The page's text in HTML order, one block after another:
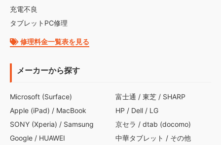
充電不良
タブレットPC修理
修理料金一覧表を見る
メーカーから探す
Microsoft (Surface)
Apple (iPad) / MacBook
SONY (Xperia) / Samsung
Google / HUAWEI
富士通 / 東芝 / SHARP
HP / Dell / LG
京セラ / dtab (docomo)
中華タブレット / その他